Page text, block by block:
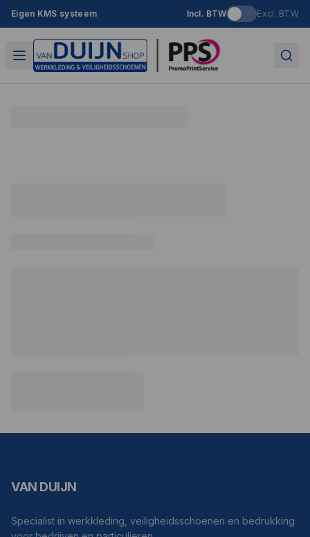
Eigen KMS systeem Incl. BTW Excl. BTW
VAN DUIJN
Specialist in werkkleding, veiligheidsschoenen en bedrukking